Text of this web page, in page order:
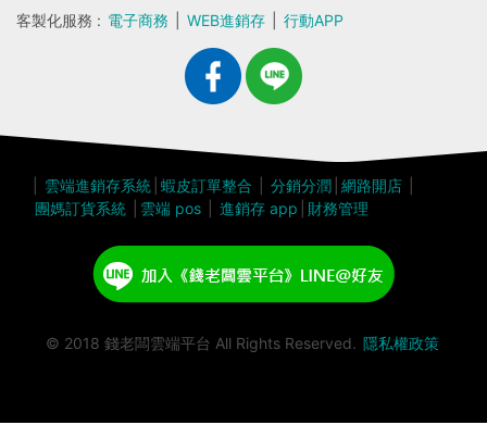
客製化服務 : 電子商務 WEB進銷存 行動APP
雲端進銷存系統 蝦皮訂單整合 分銷分潤 網路開店
團媽訂貨系統
雲端 pos 進銷存 app 財務管理
© 2018 錢老闆雲端平台 All Rights Reserved. 隱私權政策